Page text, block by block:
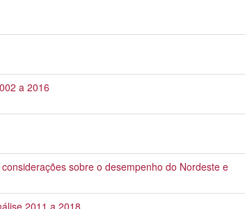
a 2016
sobre o desempenho do Nordeste e
2011 a 2018